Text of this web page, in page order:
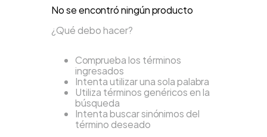
No se encontró ningún producto
¿Qué debo hacer?
Comprueba los términos
ingresados
Intenta utilizar una sola palabra
Utiliza términos genéricos en la
búsqueda
Intenta buscar sinónimos del
término deseado